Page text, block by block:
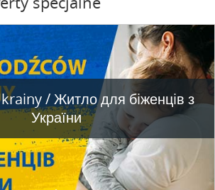
/ Житло для бiженцiв з
України